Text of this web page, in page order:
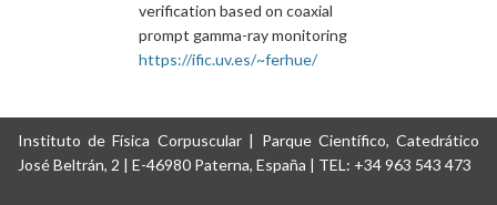
verification based on coaxial
prompt gamma-ray monitoring
https://ific.uv.es/~ferhue/
Instituto de Física Corpuscular | Parque Científico, Catedrático
José Beltrán, 2 | E-46980 Paterna, España | TEL: +34 963 543 473